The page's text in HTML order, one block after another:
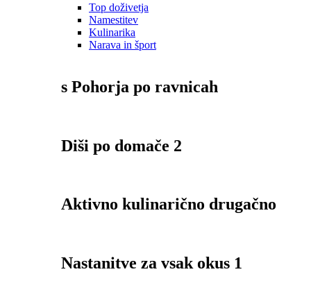
Top doživetja
Namestitev
Kulinarika
Narava in šport
s Pohorja po ravnicah
Diši po domače 2
Aktivno kulinarično drugačno
Nastanitve za vsak okus 1